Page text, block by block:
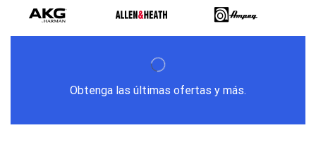
Obtenga las últimas ofertas y más.